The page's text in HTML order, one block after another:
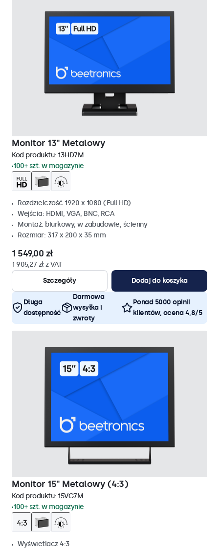
Monitor 13" Metalowy
Kod produktu: 13HD7M
100+ szt. w magazynie
Rozdzielczość 1920 x 1080 (Full HD)
Wejścia: HDMI, VGA, BNC, RCA
Montaż: biurkowy, w zabudowie, ścienny
Rozmiar: 317 x 200 x 35 mm
1 549,00 zł
1 905,27 zł z VAT
Szczegóły
Dodaj do koszyka
Długa
dostępność
Darmowa
wysyłka i
zwroty
Ponad 5000 opinii
klientów, ocena 4,8/5
Monitor 15" Metalowy (4:3)
Kod produktu: 15VG7M
100+ szt. w magazynie
Wyświetlacz 4:3